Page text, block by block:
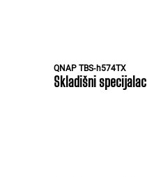
QNAP TBS‑h574TX
Skladišni specijalac